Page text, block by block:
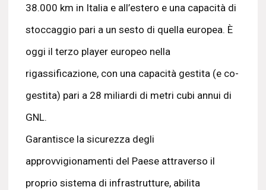
38.000 km in Italia e all’estero e una capacità di
stoccaggio pari a un sesto di quella europea. È
oggi il terzo player europeo nella
rigassificazione, con una capacità gestita (e co-
gestita) pari a 28 miliardi di metri cubi annui di
GNL.
Garantisce la sicurezza degli
approvvigionamenti del Paese attraverso il
proprio sistema di infrastrutture, abilita